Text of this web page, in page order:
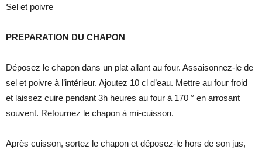
Sel et poivre
PREPARATION DU CHAPON
Déposez le chapon dans un plat allant au four. Assaisonnez-le de
sel et poivre à l’intérieur. Ajoutez 10 cl d’eau. Mettre au four froid
et laissez cuire pendant 3h heures au four à 170 ° en arrosant
souvent. Retournez le chapon à mi-cuisson.
Après cuisson, sortez le chapon et déposez-le hors de son jus,